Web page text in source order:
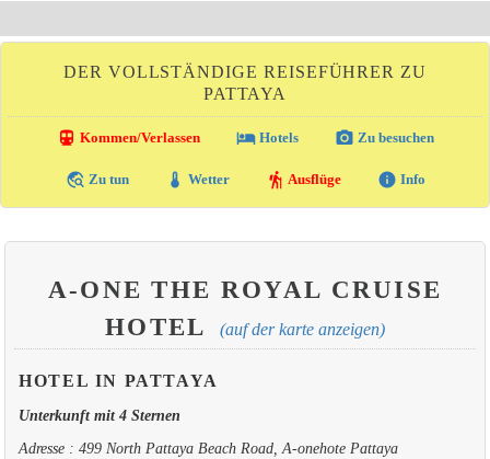
DER VOLLSTÄNDIGE REISEFÜHRER ZU
PATTAYA
directions_transit Kommen/Verlassen local_hotelHotels photo_camera Zu besuchen
travel_explore Zu tun thermostat Wetter hiking Ausflüge info Info
A-ONE THE ROYAL CRUISE
HOTEL
(auf der karte anzeigen)
HOTEL IN PATTAYA
Unterkunft mit 4 Sternen
Adresse : 499 North Pattaya Beach Road, A-onehote Pattaya